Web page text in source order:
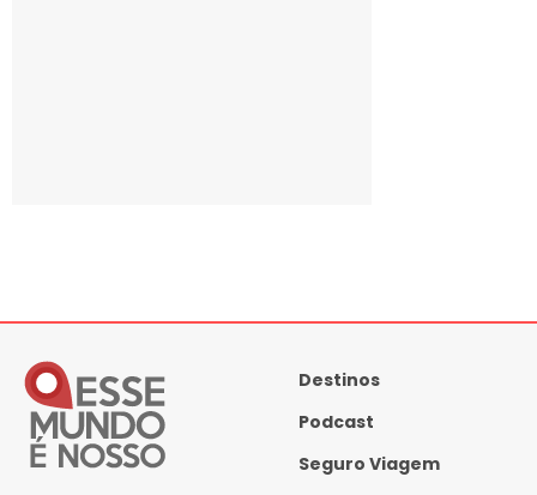
Destinos
Podcast
Seguro Viagem